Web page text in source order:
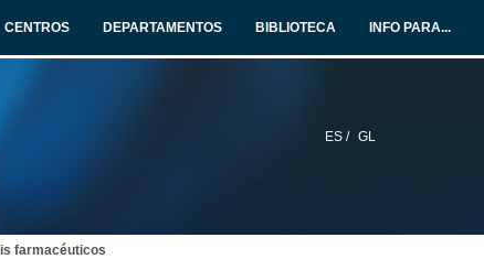
CENTROS DEPARTAMENTOS BIBLIOTECA INFO PARA...
ES / GL
farmacéuticos
A cousa ten ostras!